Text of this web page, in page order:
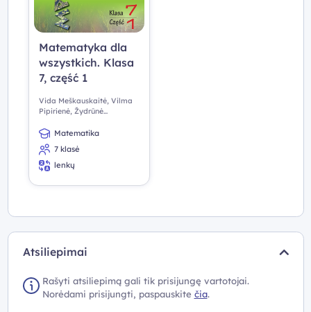
Matematyka dla
wszystkich. Klasa
7, część 1
Vida Meškauskaitė, Vilma
Pipirienė, Žydrūnė
Matematika
7 klasė
lenkų
Atsiliepimai
Rašyti atsiliepimą gali tik prisijungę vartotojai.
Norėdami prisijungti, paspauskite čia.